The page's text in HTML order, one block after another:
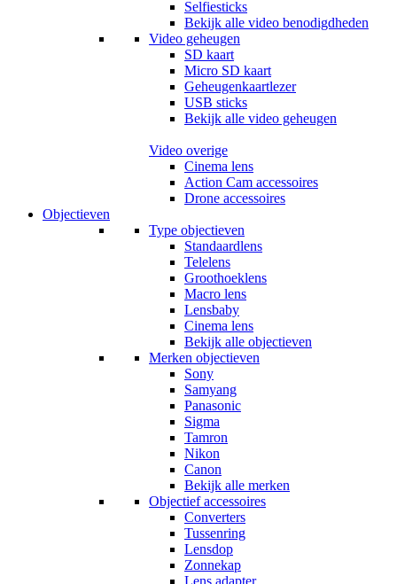
Selfiesticks
Bekijk alle video benodigdheden
Video geheugen
SD kaart
Micro SD kaart
Geheugenkaartlezer
USB sticks
Bekijk alle video geheugen
Video overige
Cinema lens
Action Cam accessoires
Drone accessoires
Objectieven
Type objectieven
Standaardlens
Telelens
Groothoeklens
Macro lens
Lensbaby
Cinema lens
Bekijk alle objectieven
Merken objectieven
Sony
Samyang
Panasonic
Sigma
Tamron
Nikon
Canon
Bekijk alle merken
Objectief accessoires
Converters
Tussenring
Lensdop
Zonnekap
Lens adapter